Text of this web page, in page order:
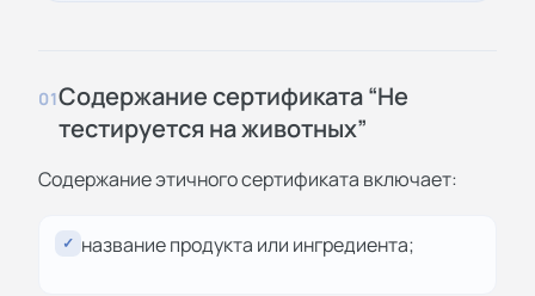
01Содержание сертификата “Не
тестируется на животных”
Содержание этичного сертификата включает:
✓ название продукта или ингредиента;